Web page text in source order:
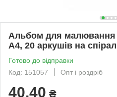
Альбом для малювання
А4, 20 аркушів на
Готово до відправки
Код: 151057
Опт і роздріб
40,40 ₴